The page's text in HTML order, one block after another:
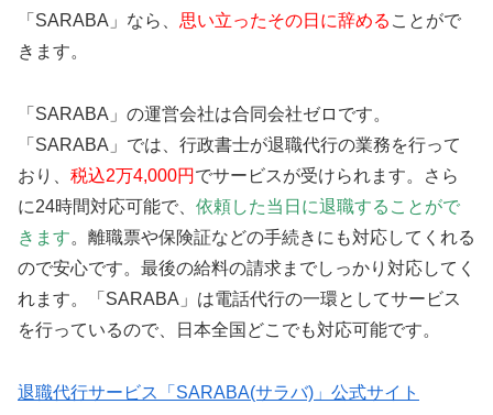
「SARABA」なら、 思い立ったその日に辞める ことがで
きます。
「SARABA」の運営会社は合同会社ゼロです。
「SARABA」では、行政書士が退職代行の業務を行って
おり、 税込2万4,000円 でサービスが受けられます。さら
に24時間対応可能で、 依頼した当日に退職することがで
きます。離職票や保険証などの手続きにも対応してくれる
ので安心です。最後の給料の請求までしっかり対応してく
れます。「SARABA」は電話代行の一環としてサービス
を行っているので、日本全国どこでも対応可能です。
退職代行サービス「SARABA(サラバ)」公式サイト